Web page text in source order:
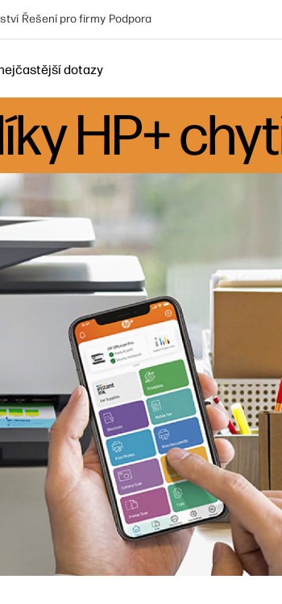
Řešení pro firmy Podpora
dotazy
HP+